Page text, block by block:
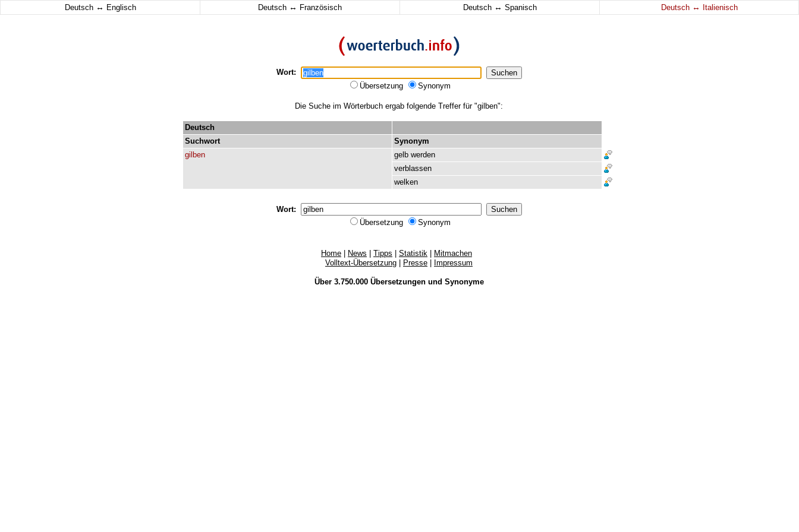
Deutsch ↔ Englisch Deutsch ↔ Französisch Deutsch ↔ Spanisch Deutsch ↔ Italienisch
Wort:
Übersetzung
Synonym
Die Suche im Wörterbuch ergab folgende Treffer für "gilben":
Deutsch
Suchwort
Synonym
gilben
gelb werden
verblassen
welken
Wort:
Übersetzung
Synonym
Home News Tipps Statistik
Mitmachen
Volltext-Übersetzung
Presse Impressum
Über 3.750.000 Übersetzungenund Synonyme